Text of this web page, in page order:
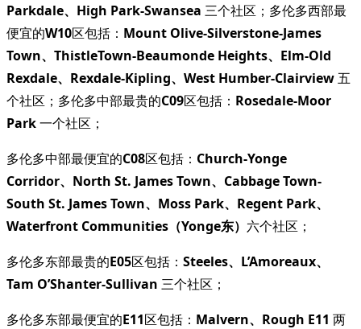
Parkdale、High Park-Swansea 三个社区；多伦多西部最
便宜的W10区包括： Mount Olive-Silverstone-James
Town、ThistleTown-Beaumonde Heights、Elm-Old
Rexdale、Rexdale-Kipling、West Humber-Clairview五
个社区；多伦多中部最贵的C09区包括： Rosedale-Moor
Park一个社区；
多伦多中部最便宜的C08区包括： Church-Yonge
Corridor、North St. James Town、Cabbage Town-
South St. James Town、Moss Park、Regent Park、
Waterfront Communities（Yonge东） 六个社区；
多伦多东部最贵的E05区包括： Steeles、L’Amoreaux、
Tam O’Shanter-Sullivan 三个社区；
多伦多东部最便宜的E11区包括： Malvern、Rough E11 两